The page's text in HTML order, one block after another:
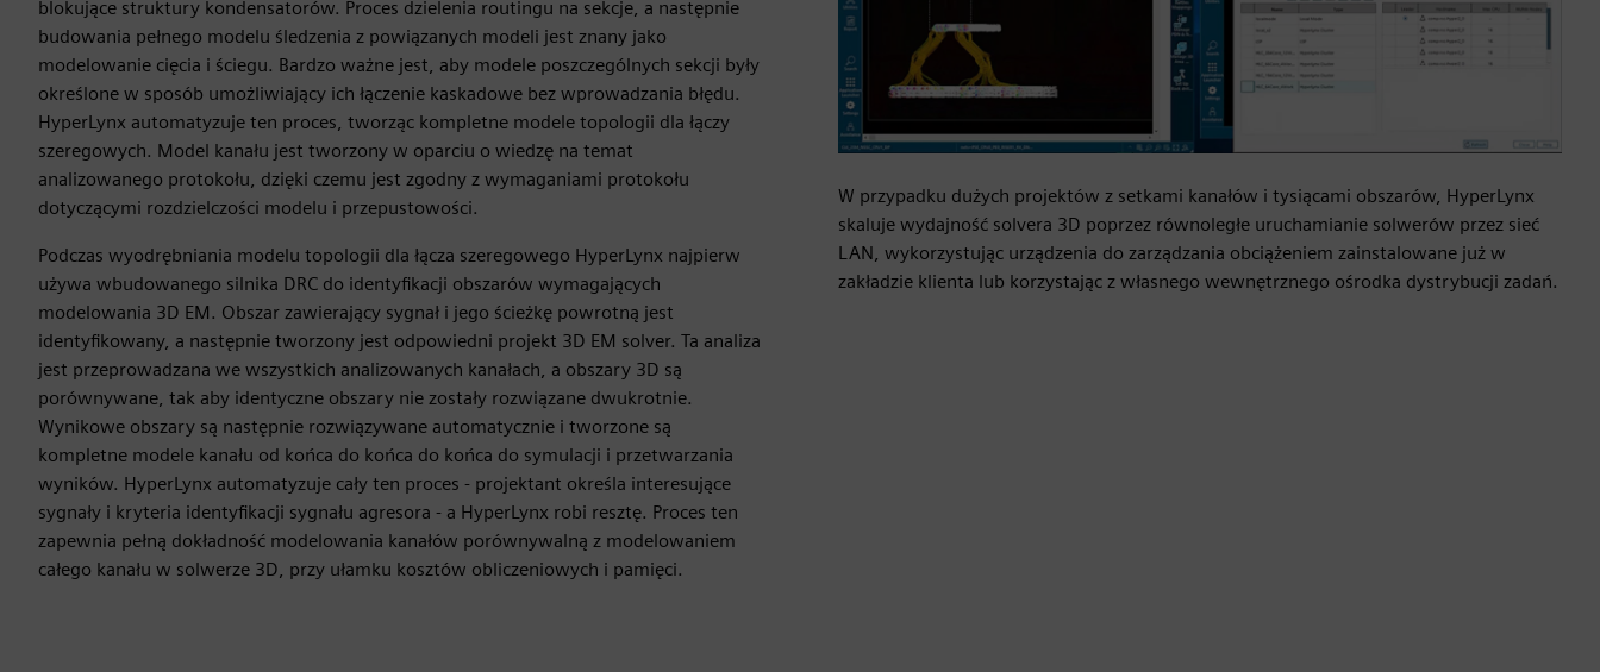
blokujące struktury kondensatorów. Proces dzielenia routingu na sekcje, a następnie
budowania pełnego modelu śledzenia z powiązanych modeli jest znany jako
modelowanie cięcia i ściegu. Bardzo ważne jest, aby modele poszczególnych sekcji były
określone w sposób umożliwiający ich łączenie kaskadowe bez wprowadzania błędu.
HyperLynx automatyzuje ten proces, tworząc kompletne modele topologii dla łączy
szeregowych. Model kanału jest tworzony w oparciu o wiedzę na temat
analizowanego protokołu, dzięki czemu jest zgodny z wymaganiami protokołu
dotyczącymi rozdzielczości modelu i przepustowości.
Podczas wyodrębniania modelu topologii dla łącza szeregowego HyperLynx najpierw
używa wbudowanego silnika DRC do identyfikacji obszarów wymagających
modelowania 3D EM. Obszar zawierający sygnał i jego ścieżkę powrotną jest
identyfikowany, a następnie tworzony jest odpowiedni projekt 3D EM solver. Ta analiza
jest przeprowadzana we wszystkich analizowanych kanałach, a obszary 3D są
porównywane, tak aby identyczne obszary nie zostały rozwiązane dwukrotnie.
Wynikowe obszary są następnie rozwiązywane automatycznie i tworzone są
kompletne modele kanału od końca do końca do końca do symulacji i przetwarzania
wyników. HyperLynx automatyzuje cały ten proces - projektant określa interesujące
sygnały i kryteria identyfikacji sygnału agresora - a HyperLynx robi resztę. Proces ten
zapewnia pełną dokładność modelowania kanałów porównywalną z modelowaniem
całego kanału w solwerze 3D, przy ułamku kosztów obliczeniowych i pamięci.
W przypadku dużych projektów z setkami kanałów i tysiącami obszarów, HyperLynx
skaluje wydajność solvera 3D poprzez równoległe uruchamianie solwerów przez sieć
LAN, wykorzystując urządzenia do zarządzania obciążeniem zainstalowane już w
zakładzie klienta lub korzystając z własnego wewnętrznego ośrodka dystrybucji zadań.